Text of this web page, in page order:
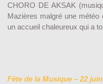
CHORO DE AKSAK
Mazières malgré une météo
un accueil chaleureux qui a
Fête de la Musique – 22